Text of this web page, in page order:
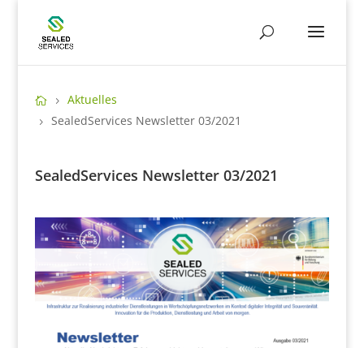
Aktuelles
SealedServices Newsletter 03/2021
SealedServices Newsletter 03/2021